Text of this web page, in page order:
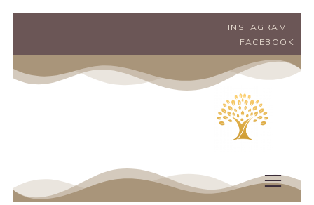
INSTAGRAM
FACEBOOK